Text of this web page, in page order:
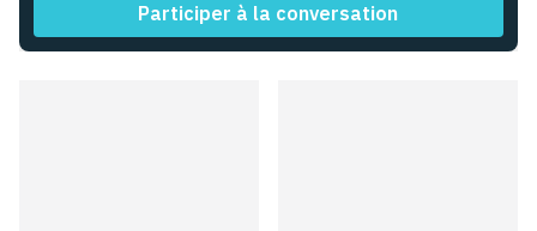
Participer à la conversation